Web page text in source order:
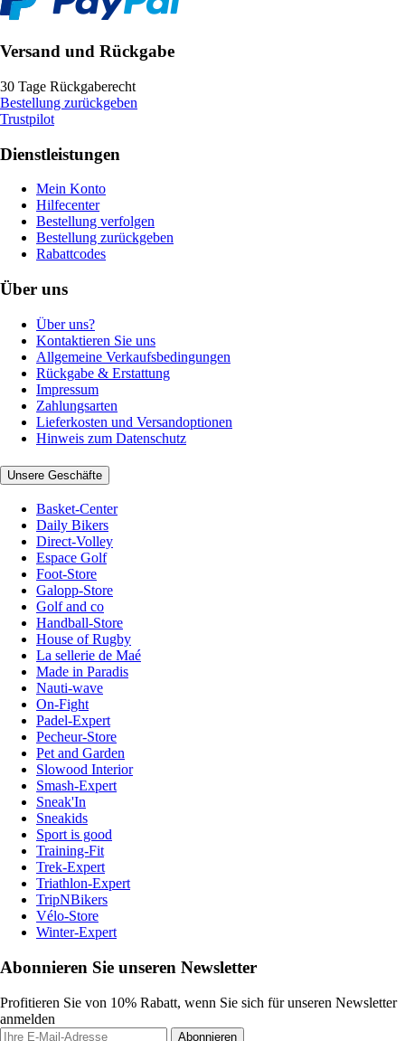
Versand und Rückgabe
30 Tage Rückgaberecht
Bestellung zurückgeben
Trustpilot
Dienstleistungen
Mein Konto
Hilfecenter
Bestellung verfolgen
Bestellung zurückgeben
Rabattcodes
Über uns
Über uns?
Kontaktieren Sie uns
Allgemeine Verkaufsbedingungen
Rückgabe & Erstattung
Impressum
Zahlungsarten
Lieferkosten und Versandoptionen
Hinweis zum Datenschutz
Unsere Geschäfte
Basket-Center
Daily Bikers
Direct-Volley
Espace Golf
Foot-Store
Galopp-Store
Golf and co
Handball-Store
House of Rugby
La sellerie de Maé
Made in Paradis
Nauti-wave
On-Fight
Padel-Expert
Pecheur-Store
Pet and Garden
Slowood Interior
Smash-Expert
Sneak'In
Sneakids
Sport is good
Training-Fit
Trek-Expert
Triathlon-Expert
TripNBikers
Vélo-Store
Winter-Expert
Abonnieren Sie unseren Newsletter
Profitieren Sie von 10% Rabatt, wenn Sie sich für unseren Newsletter
anmelden
Abonnieren